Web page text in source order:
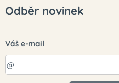
Odběr novinek
Váš e-mail